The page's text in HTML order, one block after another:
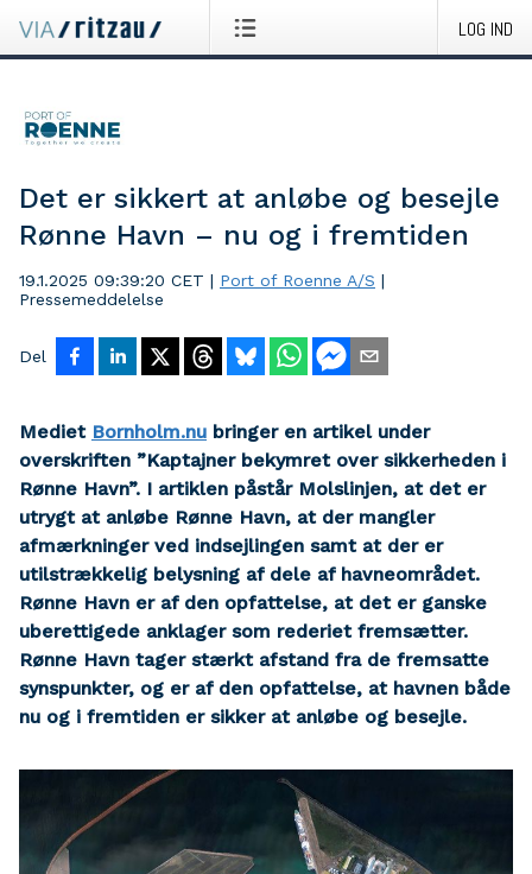
LOG IND
Det er sikkert at anløbe og besejle
Rønne Havn – nu og i fremtiden
19.1.2025 09:39:20 CET | Port of Roenne A/S |
Pressemeddelelse
Del
Mediet Bornholm.nu bringer en artikel under
overskriften ”Kaptajner bekymret over sikkerheden i
Rønne Havn”. I artiklen påstår Molslinjen, at det er
utrygt at anløbe Rønne Havn, at der mangler
afmærkninger ved indsejlingen samt at der er
utilstrækkelig belysning af dele af havneområdet.
Rønne Havn er af den opfattelse, at det er ganske
uberettigede anklager som rederiet fremsætter.
Rønne Havn tager stærkt afstand fra de fremsatte
synspunkter, og er af den opfattelse, at havnen både
nu og i fremtiden er sikker at anløbe og besejle.